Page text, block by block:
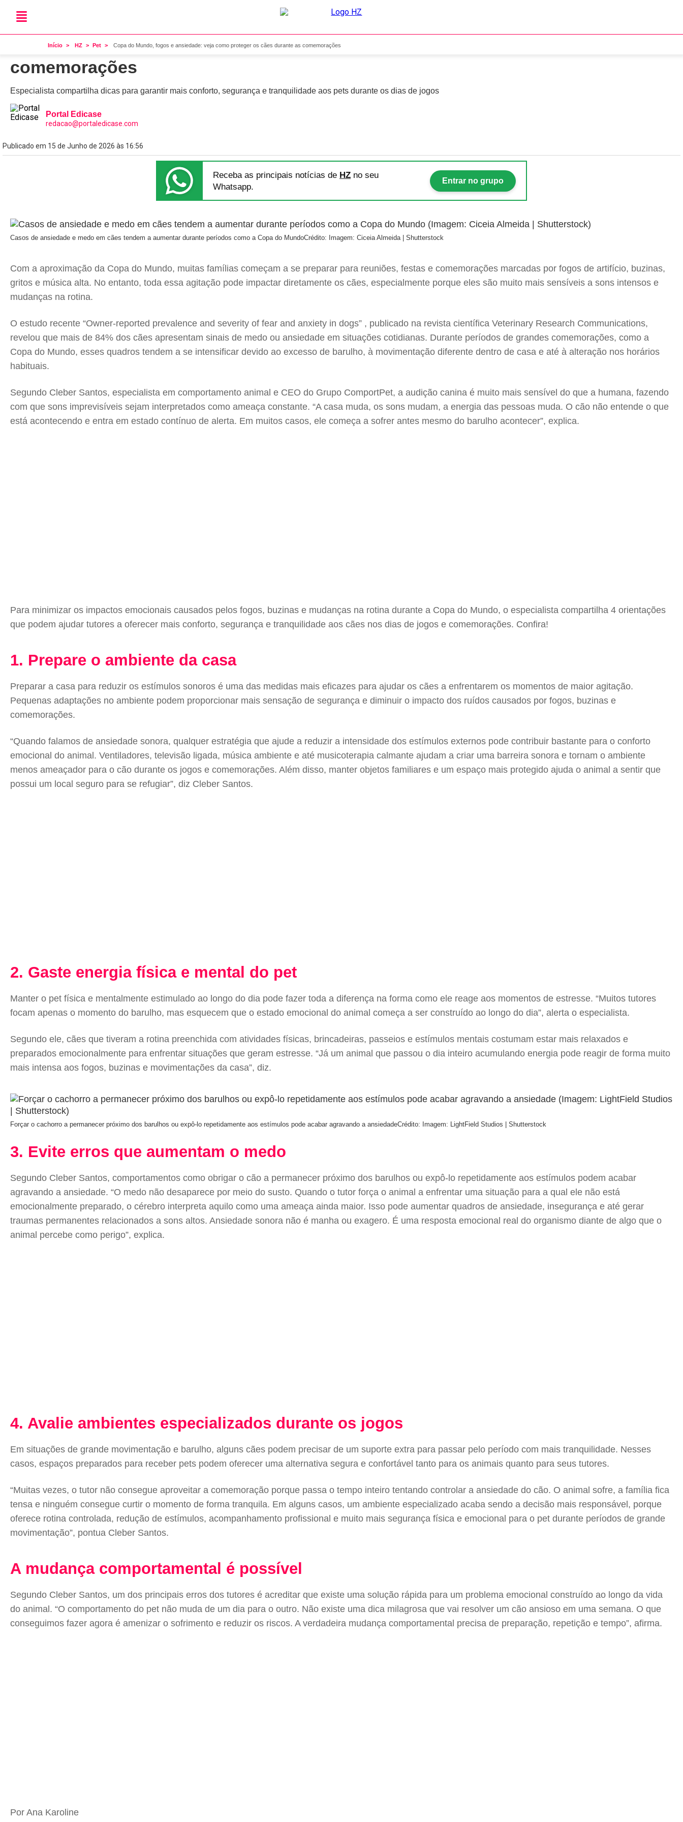
Início HZ Pet Copa do Mundo, fogos e ansiedade: veja como proteger os cães durante as comemorações
Pet
Copa do Mundo, fogos e ansiedade: veja como proteger os cães durante as
comemorações
Especialista compartilha dicas para garantir mais conforto, segurança e tranquilidade aos pets durante os dias de jogos
Portal Edicase
redacao@portaledicase.com
Publicado em 15 de Junho de 2026 às 16:56
Receba as principais notícias de HZ no seu
Whatsapp.
Entrar no grupo
Casos de ansiedade e medo em cães tendem a aumentar durante períodos como a Copa do MundoCrédito: Imagem: Ciceia Almeida | Shutterstock
Com a aproximação da Copa do Mundo, muitas famílias começam a se preparar para reuniões, festas e comemorações marcadas por fogos de artifício, buzinas,
gritos e música alta. No entanto, toda essa agitação pode impactar diretamente os cães, especialmente porque eles são muito mais sensíveis a sons intensos e
mudanças na rotina.
O estudo recente “Owner-reported prevalence and severity of fear and anxiety in dogs” , publicado na revista científica Veterinary Research Communications,
revelou que mais de 84% dos cães apresentam sinais de medo ou ansiedade em situações cotidianas. Durante períodos de grandes comemorações, como a
Copa do Mundo, esses quadros tendem a se intensificar devido ao excesso de barulho, à movimentação diferente dentro de casa e até à alteração nos horários
habituais.
Segundo Cleber Santos, especialista em comportamento animal e CEO do Grupo ComportPet, a audição canina é muito mais sensível do que a humana, fazendo
com que sons imprevisíveis sejam interpretados como ameaça constante. “A casa muda, os sons mudam, a energia das pessoas muda. O cão não entende o que
está acontecendo e entra em estado contínuo de alerta. Em muitos casos, ele começa a sofrer antes mesmo do barulho acontecer”, explica.
Para minimizar os impactos emocionais causados pelos fogos, buzinas e mudanças na rotina durante a Copa do Mundo, o especialista compartilha 4 orientações
que podem ajudar tutores a oferecer mais conforto, segurança e tranquilidade aos cães nos dias de jogos e comemorações. Confira!
1. Prepare o ambiente da casa
Preparar a casa para reduzir os estímulos sonoros é uma das medidas mais eficazes para ajudar os cães a enfrentarem os momentos de maior agitação.
Pequenas adaptações no ambiente podem proporcionar mais sensação de segurança e diminuir o impacto dos ruídos causados por fogos, buzinas e
comemorações.
“Quando falamos de ansiedade sonora, qualquer estratégia que ajude a reduzir a intensidade dos estímulos externos pode contribuir bastante para o conforto
emocional do animal. Ventiladores, televisão ligada, música ambiente e até musicoterapia calmante ajudam a criar uma barreira sonora e tornam o ambiente
menos ameaçador para o cão durante os jogos e comemorações. Além disso, manter objetos familiares e um espaço mais protegido ajuda o animal a sentir que
possui um local seguro para se refugiar”, diz Cleber Santos.
2. Gaste energia física e mental do pet
Manter o pet física e mentalmente estimulado ao longo do dia pode fazer toda a diferença na forma como ele reage aos momentos de estresse. “Muitos tutores
focam apenas o momento do barulho, mas esquecem que o estado emocional do animal começa a ser construído ao longo do dia”, alerta o especialista.
Segundo ele, cães que tiveram a rotina preenchida com atividades físicas, brincadeiras, passeios e estímulos mentais costumam estar mais relaxados e
preparados emocionalmente para enfrentar situações que geram estresse. “Já um animal que passou o dia inteiro acumulando energia pode reagir de forma muito
mais intensa aos fogos, buzinas e movimentações da casa”, diz.
Forçar o cachorro a permanecer próximo dos barulhos ou expô-lo repetidamente aos estímulos pode acabar agravando a ansiedadeCrédito: Imagem: LightField Studios | Shutterstock
3. Evite erros que aumentam o medo
Segundo Cleber Santos, comportamentos como obrigar o cão a permanecer próximo dos barulhos ou expô-lo repetidamente aos estímulos podem acabar
agravando a ansiedade. “O medo não desaparece por meio do susto. Quando o tutor força o animal a enfrentar uma situação para a qual ele não está
emocionalmente preparado, o cérebro interpreta aquilo como uma ameaça ainda maior. Isso pode aumentar quadros de ansiedade, insegurança e até gerar
traumas permanentes relacionados a sons altos. Ansiedade sonora não é manha ou exagero. É uma resposta emocional real do organismo diante de algo que o
animal percebe como perigo”, explica.
4. Avalie ambientes especializados durante os jogos
Em situações de grande movimentação e barulho, alguns cães podem precisar de um suporte extra para passar pelo período com mais tranquilidade. Nesses
casos, espaços preparados para receber pets podem oferecer uma alternativa segura e confortável tanto para os animais quanto para seus tutores.
“Muitas vezes, o tutor não consegue aproveitar a comemoração porque passa o tempo inteiro tentando controlar a ansiedade do cão. O animal sofre, a família fica
tensa e ninguém consegue curtir o momento de forma tranquila. Em alguns casos, um ambiente especializado acaba sendo a decisão mais responsável, porque
oferece rotina controlada, redução de estímulos, acompanhamento profissional e muito mais segurança física e emocional para o pet durante períodos de grande
movimentação”, pontua Cleber Santos.
A mudança comportamental é possível
Segundo Cleber Santos, um dos principais erros dos tutores é acreditar que existe uma solução rápida para um problema emocional construído ao longo da vida
do animal. “O comportamento do pet não muda de um dia para o outro. Não existe uma dica milagrosa que vai resolver um cão ansioso em uma semana. O que
conseguimos fazer agora é amenizar o sofrimento e reduzir os riscos. A verdadeira mudança comportamental precisa de preparação, repetição e tempo”, afirma.
Por Ana Karoline